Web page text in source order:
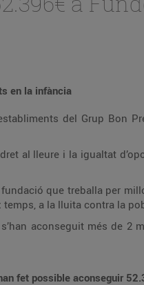
en la infància
del Grup Bon
al lleure i la igualtat
que treballa per
a la lluita contra la
aconseguit més de 2
fet possible aconseguir